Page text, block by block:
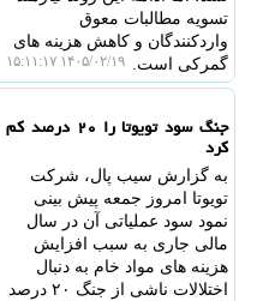
تسویه مطالبات معوق
واردکنندگان و کاهش هزینه های
گمرکی است. ۱۴۰۵/۰۲/۱۹ ۱۵:۱۱:۱۷
جنگ سود تویوتا را ۲۰ درصد کم
کرد
به گزارش سیب پال، شرکت
تویوتا امروز جمعه پیش بینی
نمود سود عملیاتی آن در سال
مالی جاری به سبب افزایش
هزینه های مواد خام به دنبال
اختلالات ناشی از جنگ ۲۰ درصد